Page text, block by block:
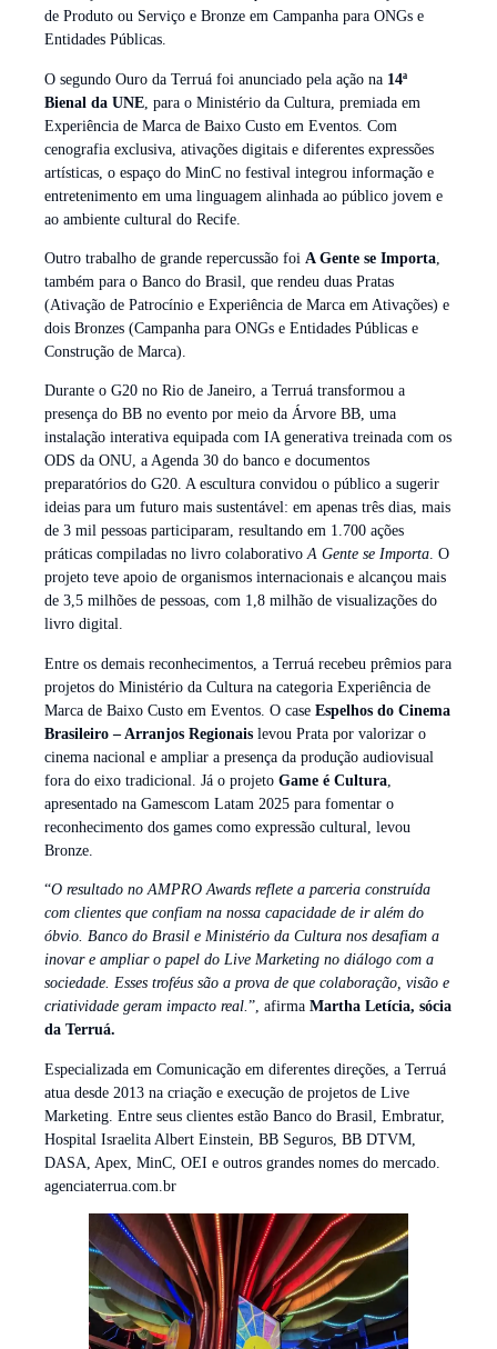
de Produto ou Serviço e Bronze em Campanha para ONGs e
Entidades Públicas.
O segundo Ouro da Terruá foi anunciado pela ação na 14ª
Bienal da UNE , para o Ministério da Cultura, premiada em
Experiência de Marca de Baixo Custo em Eventos. Com
cenografia exclusiva, ativações digitais e diferentes expressões
artísticas, o espaço do MinC no festival integrou informação e
entretenimento em uma linguagem alinhada ao público jovem e
ao ambiente cultural do Recife.
Outro trabalho de grande repercussão foi A Gente se Importa,
também para o Banco do Brasil, que rendeu duas Pratas
(Ativação de Patrocínio e Experiência de Marca em Ativações) e
dois Bronzes (Campanha para ONGs e Entidades Públicas e
Construção de Marca).
Durante o G20 no Rio de Janeiro, a Terruá transformou a
presença do BB no evento por meio da Árvore BB, uma
instalação interativa equipada com IA generativa treinada com os
ODS da ONU, a Agenda 30 do banco e documentos
preparatórios do G20. A escultura convidou o público a sugerir
ideias para um futuro mais sustentável: em apenas três dias, mais
de 3 mil pessoas participaram, resultando em 1.700 ações
práticas compiladas no livro colaborativoA Gente se Importa. O
projeto teve apoio de organismos internacionais e alcançou mais
de 3,5 milhões de pessoas, com 1,8 milhão de visualizações do
livro digital.
Entre os demais reconhecimentos, a Terruá recebeu prêmios para
projetos do Ministério da Cultura na categoria Experiência de
Marca de Baixo Custo em Eventos. O case Espelhos do Cinema
Brasileiro – Arranjos Regionais levou Prata por valorizar o
cinema nacional e ampliar a presença da produção audiovisual
fora do eixo tradicional. Já o projeto Game é Cultura
apresentado na Gamescom Latam 2025 para fomentar o
reconhecimento dos games como expressão cultural, levou
Bronze.
“O resultado no AMPRO Awards reflete a parceria construída
com clientes que confiam na nossa capacidade de ir além do
óbvio. Banco do Brasil e Ministério da Cultura nos desafiam a
inovar e ampliar o papel do Live Marketing no diálogo com a
sociedade. Esses troféus são a prova de que colaboração, visão e
criatividade geram impacto real.”, afirma Martha Letícia, sócia
da Terruá.
Especializada em Comunicação em diferentes direções, a Terruá
atua desde 2013 na criação e execução de projetos de Live
Marketing. Entre seus clientes estão Banco do Brasil, Embratur,
Hospital Israelita Albert Einstein, BB Seguros, BB DTVM,
DASA, Apex, MinC, OEI e outros grandes nomes do mercado.
agenciaterrua.com.br